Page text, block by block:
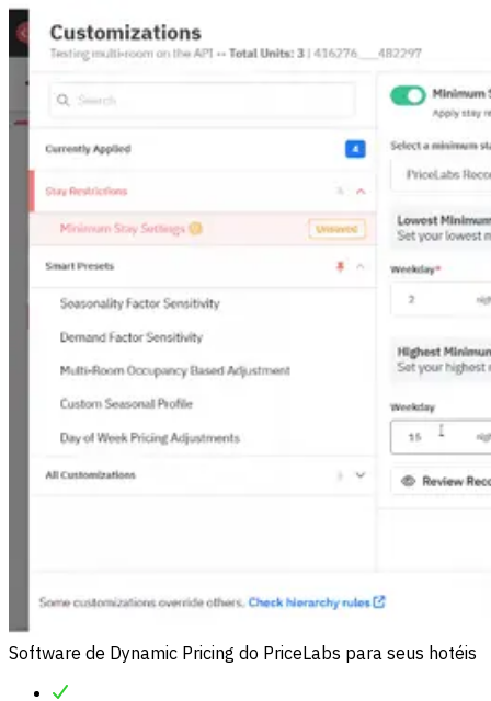
Software de Dynamic Pricing do PriceLabs para seus hotéis